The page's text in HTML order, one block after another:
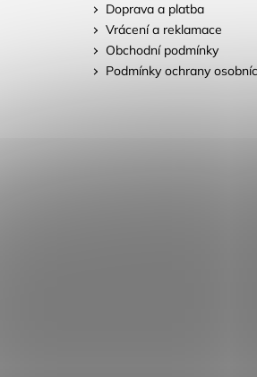
Doprava a platba
Vrácení a reklamace
Obchodní podmínky
Podmínky ochrany